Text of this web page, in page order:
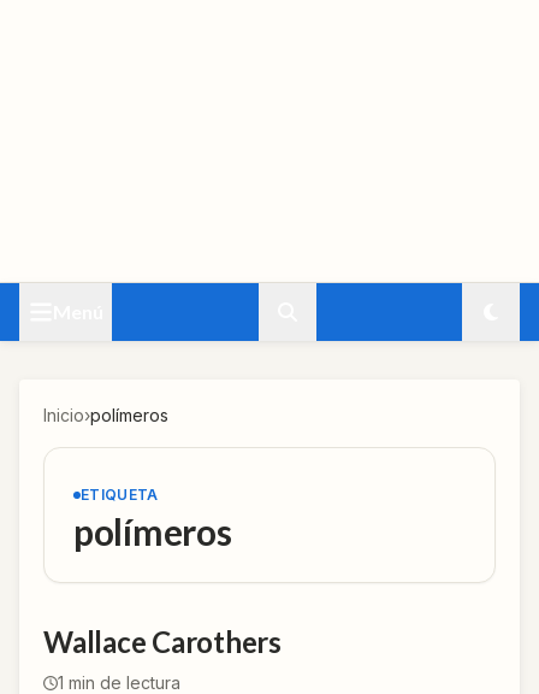
Inicio›polímeros
ETIQUETA
polímeros
Wallace Carothers
1 min de lectura